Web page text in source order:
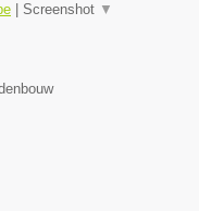
Screenshot ▼